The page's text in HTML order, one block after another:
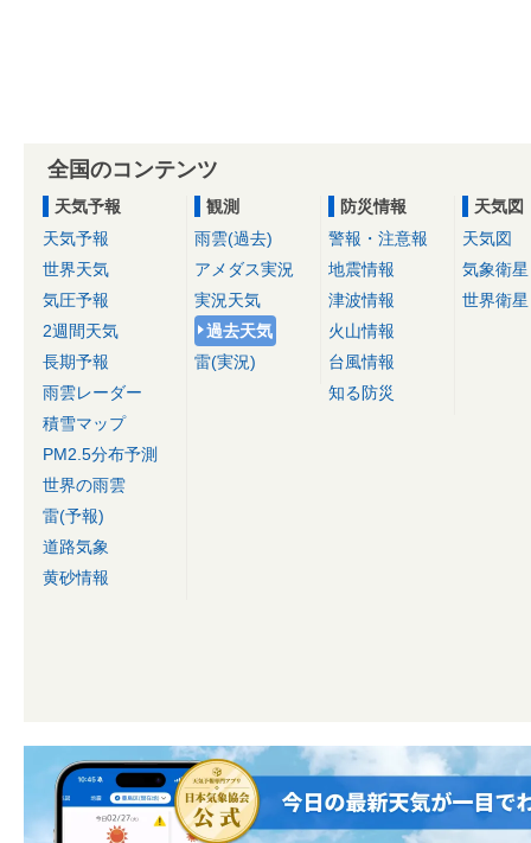
全国のコンテンツ
天気予報
天気予報
世界天気
気圧予報
2週間天気
長期予報
雨雲レーダー
積雪マップ
PM2.5分布予測
世界の雨雲
雷(予報)
道路気象
黄砂情報
観測
雨雲(過去)
アメダス実況
実況天気
過去天気
雷(実況)
防災情報
警報・注意報
地震情報
津波情報
火山情報
台風情報
知る防災
天気図
天気図
気象衛星
世界衛星